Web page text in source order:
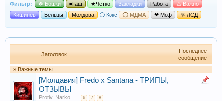
Фильтр: ☘ Бошки ◾Гаш ★Чётко Закладки Работа
⚠️ Важно
Кишинёв
Бельцы Молдова ⚪ Кокс ⭕ МДМА ❤ Меф ⚛ ЛСД
Заголовок
Последнее
сообщение
» Важные темы
[Молдавия] Fredo x Santana - ТРИПЫ,
ОТЗЫВЫ
Protiv_Narko ... 6 7 8